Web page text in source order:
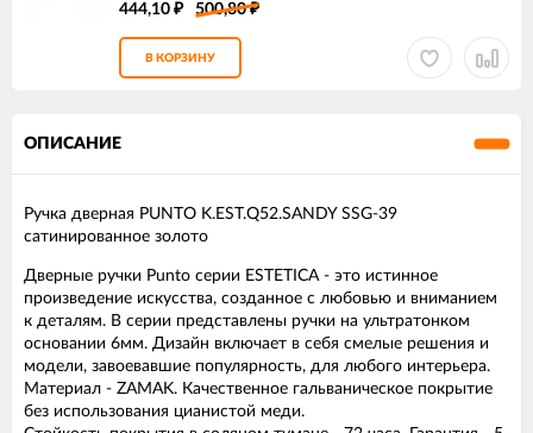
444,10 ₽ 500,80₽
В КОРЗИНУ
ОПИСАНИЕ
Ручка дверная PUNTO K.EST.Q52.SANDY SSG-39
сатинированное золото
Дверные ручки Punto серии ESTETICA - это истинное
произведение искусства, созданное с любовью и вниманием
к деталям. В серии представлены ручки на ультратонком
основании 6мм. Дизайн включает в себя смелые решения и
модели, завоевавшие популярность, для любого интерьера.
Материал - ZAMAK. Качественное гальваническое покрытие
без использования цианистой меди.